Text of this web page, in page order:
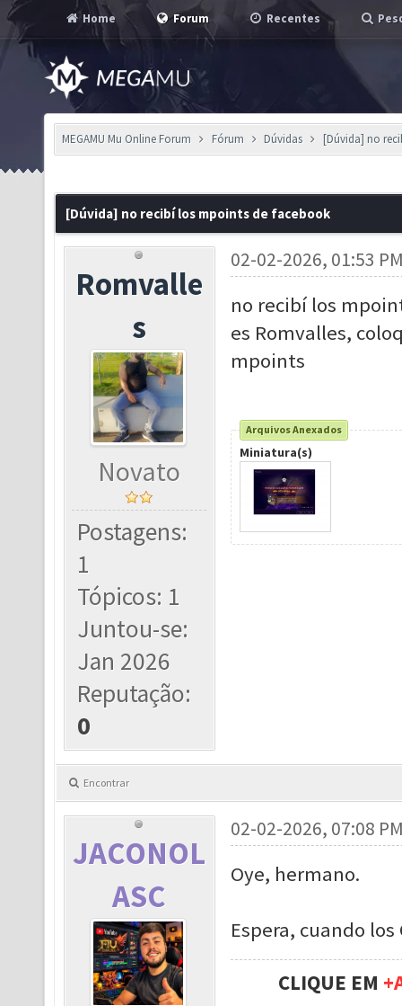
Home Forum Recentes
MEGAMU Mu Online Forum Fórum Dúvidas [Dúvida] no
[Dúvida] no recibí los mpoints de facebook
Romvalle
s
Novato
Postagens:
1
Tópicos: 1
Juntou-se:
Jan 2026
Reputação:
0
02-02-2026, 01:53
no recibí los
es Romvalles,
mpoints
Arquivos Anexados
Miniatura(s)
Encontrar
JACONOL
ASC
02-02-2026, 07:08
Oye, hermano.
Espera, cuando
CLIQUE EM